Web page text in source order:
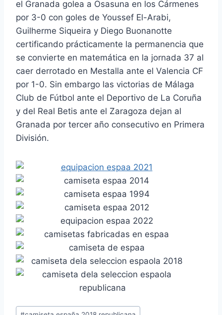
el Granada golea a Osasuna en los Cármenes
por 3-0 con goles de Youssef El-Arabi,
Guilherme Siqueira y Diego Buonanotte
certificando prácticamente la permanencia que
se convierte en matemática en la jornada 37 al
caer derrotado en Mestalla ante el Valencia CF
por 1-0. Sin embargo las victorias de Málaga
Club de Fútbol ante el Deportivo de La Coruña
y del Real Betis ante el Zaragoza dejan al
Granada por tercer año consecutivo en Primera
División.
Etiquetas